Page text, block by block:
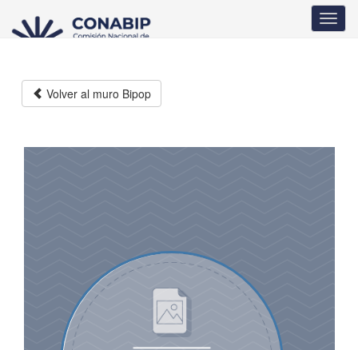
contenido
Volver al muro Bipop